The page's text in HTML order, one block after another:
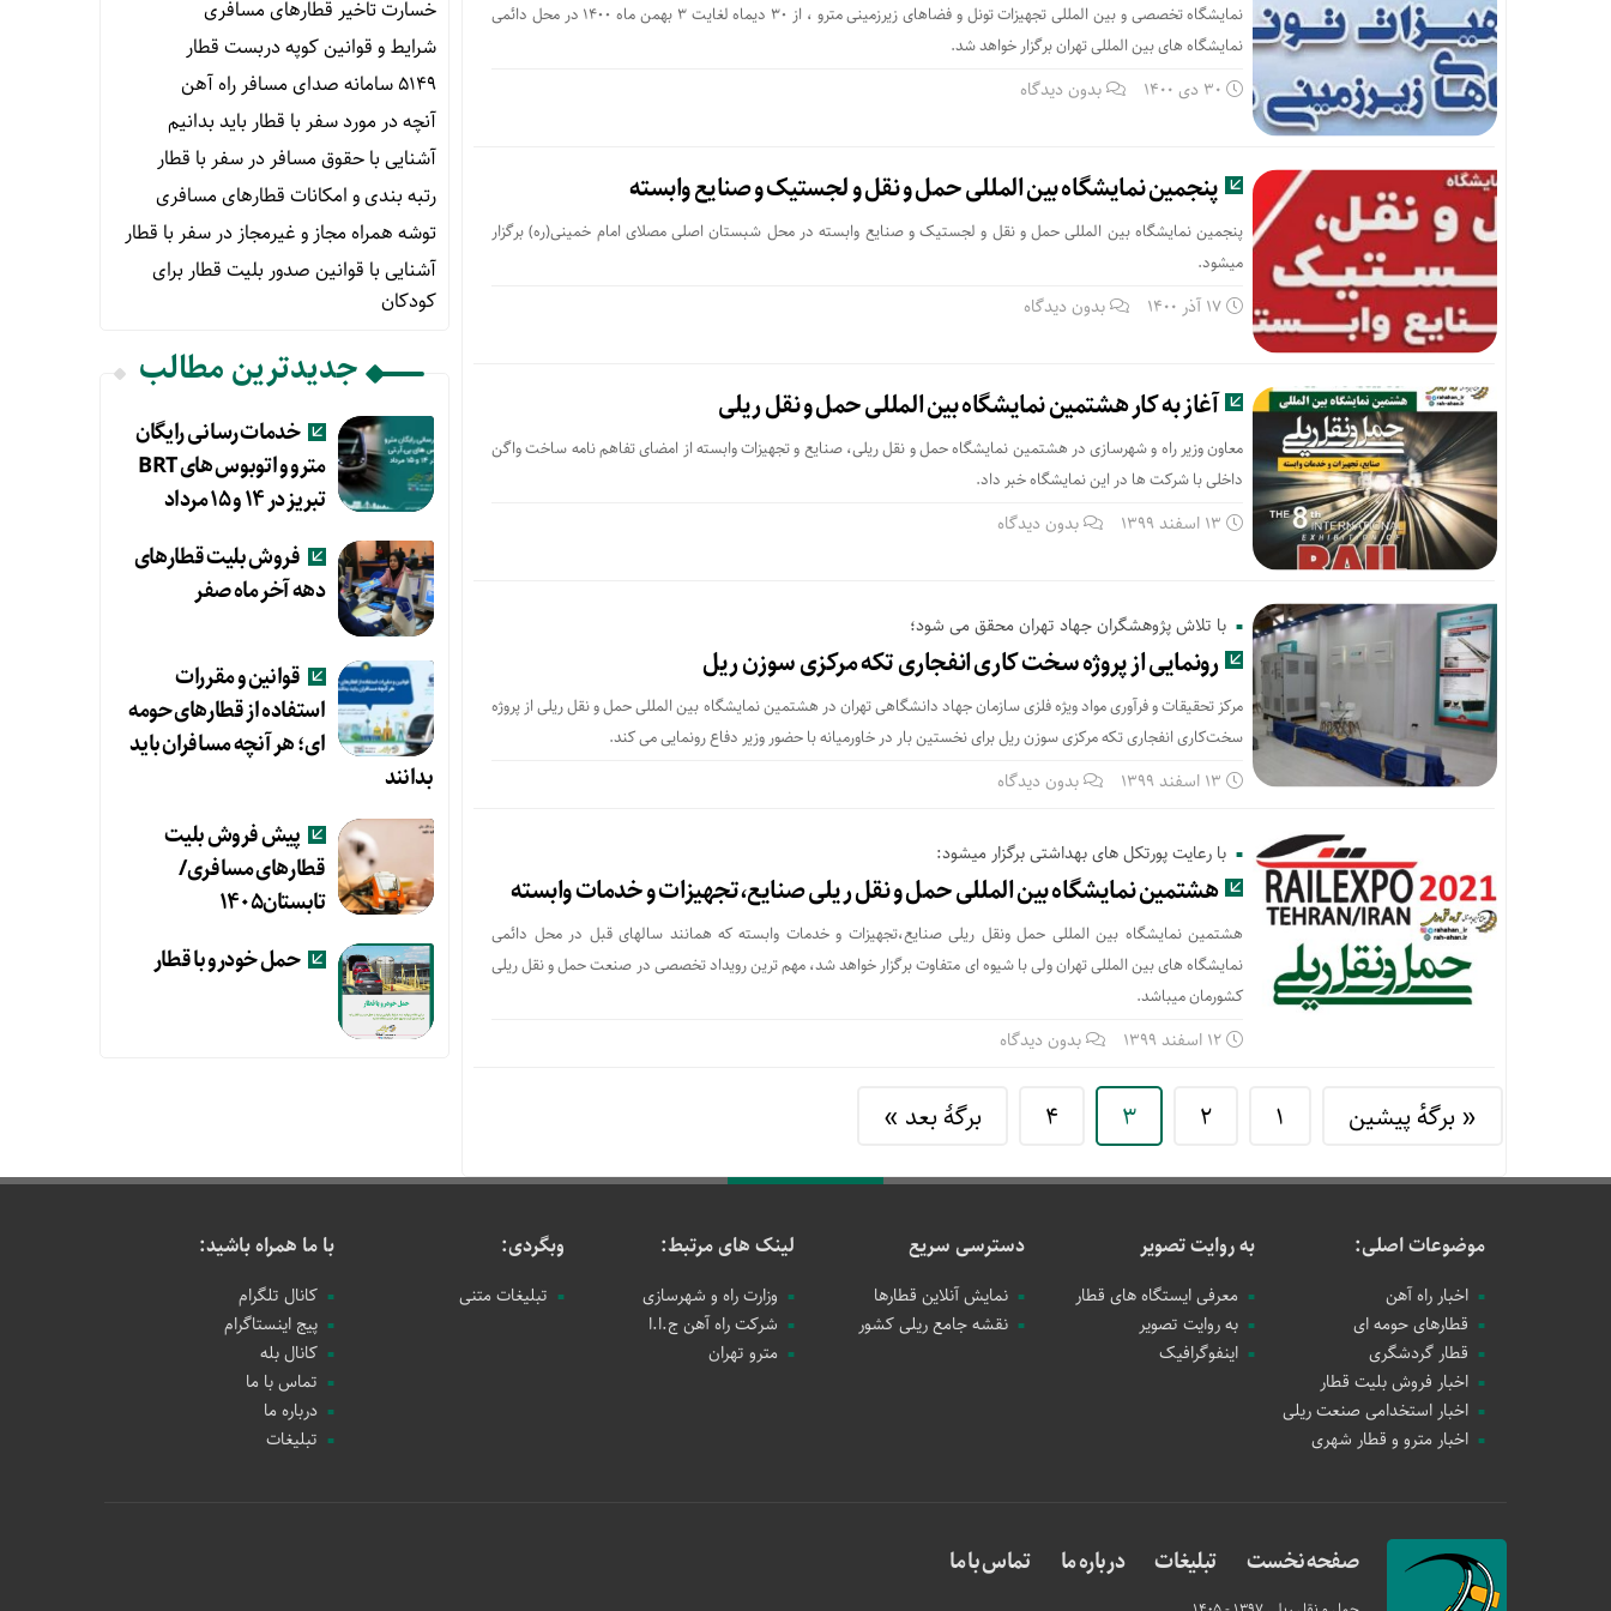
نمایشگاه تخصصی و بین المللی تجهیزات تونل و فضاهای زیرزمینی مترو ، از 30 دیماه لغایت 3 بهمن ماه 1400 در محل دائمی
نمایشگاه های بین المللی تهران برگزار خواهد شد.
30 دی 1400 بدون دیدگاه
پنجمین نمایشگاه بین المللی حمل و نقل و لجستیک و صنایع وابسته
پنجمین نمایشگاه بین المللی حمل و نقل و لجستیک و صنایع وابسته در محل شبستان اصلی مصلای امام خمینی(ره) برگزار
میشود.
17 آذر 1400 بدون دیدگاه
آغاز به کار هشتمین نمایشگاه بین المللی حمل و نقل ریلی
معاون وزیر راه و شهرسازی در هشتمین نمایشگاه حمل و نقل ریلی، صنایع و تجهیزات وابسته از امضای تفاهم نامه ساخت واگن
داخلی با شرکت ها در این نمایشگاه خبر داد.
13 اسفند 1399 بدون دیدگاه
با تلاش پژوهشگران جهاد تهران محقق می شود؛
رونمایی از پروژه سخت کاری انفجاری تکه مرکزی سوزن ریل
مرکز تحقیقات و فرآوری مواد ویژه فلزی سازمان جهاد دانشگاهی تهران در هشتمین نمایشگاه بین المللی حمل و نقل ریلی از پروژه
سخت‌کاری انفجاری تکه مرکزی سوزن ریل برای نخستین بار در خاورمیانه با حضور وزیر دفاع رونمایی می کند.
13 اسفند 1399 بدون دیدگاه
با رعایت پورتکل های بهداشتی برگزار میشود:
هشتمین نمایشگاه بین المللی حمل و نقل ریلی صنایع،تجهیزات و خدمات وابسته
هشتمین نمایشگاه بین المللی حمل ونقل ریلی صنایع،تجهیزات و خدمات وابسته که همانند سالهای قبل در محل دائمی
نمایشگاه های بین المللی تهران ولی با شیوه ای متفاوت برگزار خواهد شد، مهم ترین رویداد تخصصی در صنعت حمل و نقل ریلی
کشورمان میباشد.
12 اسفند 1399 بدون دیدگاه
« برگه‌ٔ پیشین 1
2
3
4 برگهٔ بعد »
خسارت تاخیر قطارهای مسافری
شرایط و قوانین کوپه دربست قطار
۵۱۴۹ سامانه صدای مسافر راه آهن
آنچه در مورد سفر با قطار باید بدانیم
آشنایی با حقوق مسافر در سفر با قطار
رتبه بندی و امکانات قطارهای مسافری
توشه همراه مجاز و غیرمجاز در سفر با قطار
آشنایی با قوانین صدور بلیت قطار برای
کودکان
جدیدترین مطالب
خدمات رسانی رایگان
مترو و اتوبوس های BRT
تبریز در ۱۴ و ۱۵ مرداد
فروش بلیت قطارهای
دهه آخر ماه صفر
قوانین و مقررات
استفاده از قطارهای حومه
ای؛ هر آنچه مسافران باید
بدانند
پیش فروش بلیت
قطارهای مسافری/
تابستان۱۴۰۵
حمل خودرو با قطار
موضوعات اصلی:
اخبار راه آهن
قطارهای حومه ای
قطار گردشگری
اخبار فروش بلیت قطار
اخبار استخدامی صنعت ریلی
اخبار مترو و قطار شهری
به روایت تصویر
معرفی ایستگاه های قطار
به روایت تصویر
اینفوگرافیک
دسترسی سریع
نمایش آنلاین قطارها
نقشه جامع ریلی کشور
لینک های مرتبط:
وزارت راه و شهرسازی
شرکت راه آهن ج.ا.ا
مترو تهران
وبگردی:
تبلیغات متنی
با ما همراه باشید:
کانال تلگرام
پیج اینستاگرام
کانال بله
تماس با ما
درباره ما
تبلیغات
صفحه نخست تبلیغات درباره ما تماس با ما